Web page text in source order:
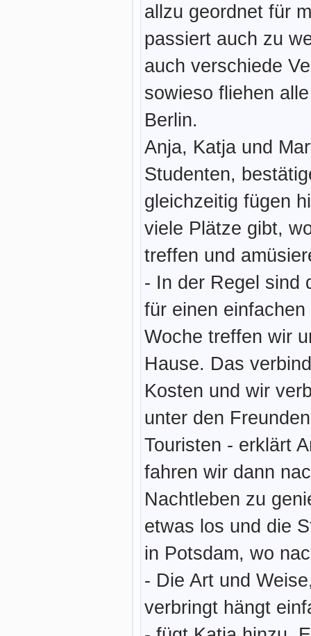
allzu geordnet für
passiert auch zu
auch verschiede
sowieso fliehen
Berlin.
Anja, Katja und
Studenten,
gleichzeitig fügen
viele Plätze gibt,
treffen und
- In der Regel sind
für einen
Woche treffen wir
Hause. Das
Kosten und wir
unter den
Touristen - erklärt
fahren wir dann
Nachtleben zu
etwas los und die
in Potsdam, wo
- Die Art und
verbringt hängt